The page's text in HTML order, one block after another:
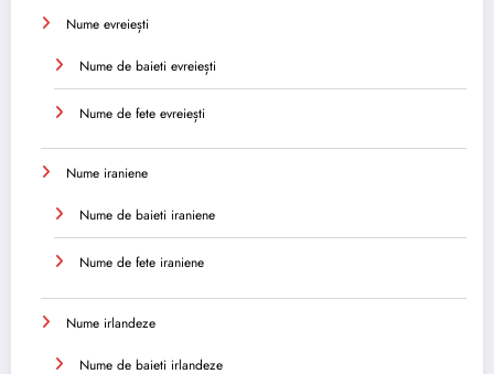
Nume evreiești
Nume de baieti evreiești
Nume de fete evreiești
Nume iraniene
Nume de baieti iraniene
Nume de fete iraniene
Nume irlandeze
Nume de baieti irlandeze